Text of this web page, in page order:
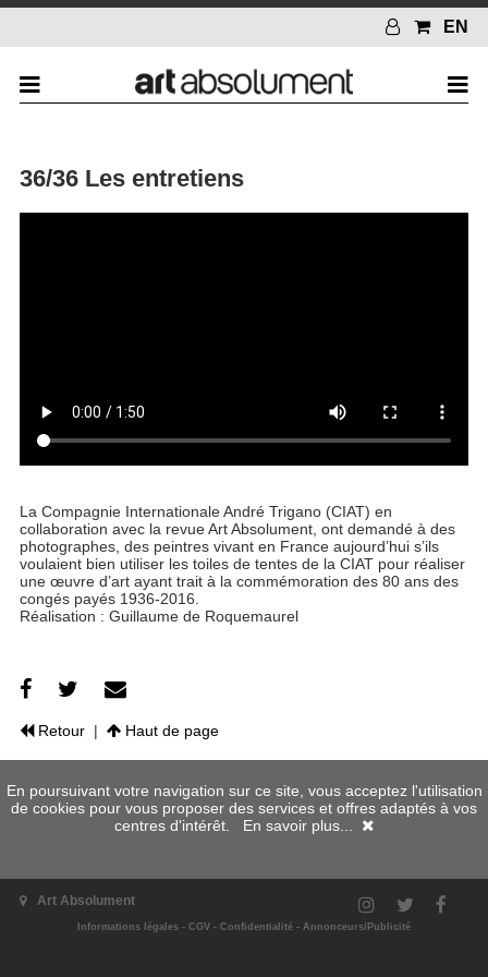
EN
36/36 Les entretiens
La Compagnie Internationale André Trigano (CIAT) en
collaboration avec la revue Art Absolument, ont demandé à des
photographes, des peintres vivant en France aujourd’hui s’ils
voulaient bien utiliser les toiles de tentes de la CIAT pour réaliser
une œuvre d’art ayant trait à la commémoration des 80 ans des
congés payés 1936-2016.
Réalisation : Guillaume de Roquemaurel
Retour| Haut de page
Art Absolument
Informations légales - CGV - Confidentialité - Annonceurs/Publicité
En poursuivant votre navigation sur ce site, vous acceptez l'utilisation
de cookies pour vous proposer des services et offres adaptés à vos
centres d'intérêt. En savoir plus...